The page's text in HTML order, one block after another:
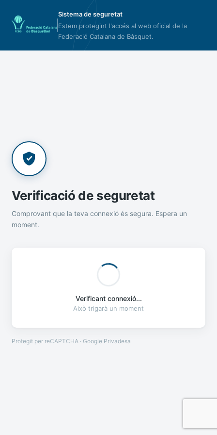
Sistema de seguretat
Estem protegint l'accés al web oficial de la
Federació Catalana de Bàsquet.
Verificació de seguretat
Comprovant que la teva connexió és segura. Espera un
moment.
Verificant connexió...
Això trigarà un moment
Protegit per reCAPTCHA · Google Privadesa